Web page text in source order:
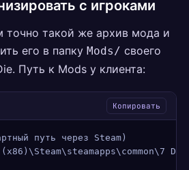
с игроками
точно такой же архив мода и
его в папку Mods/ своего
Путь к Mods у клиента:
Копировать
путь через Steam)